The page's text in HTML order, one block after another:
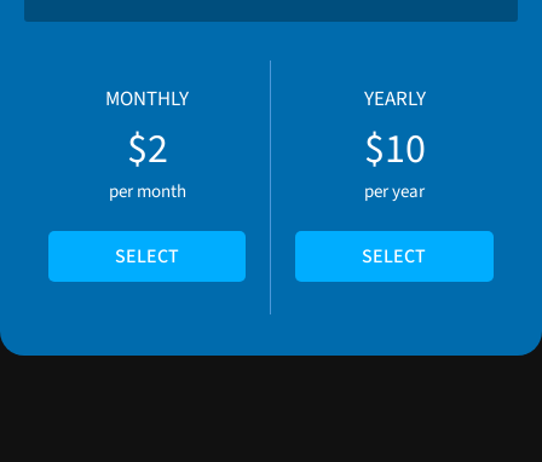
MONTHLY
$2
per month
SELECT
YEARLY
$10
per year
SELECT